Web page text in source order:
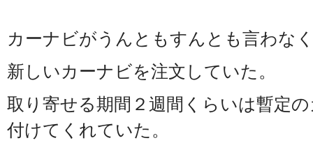
カーナビがうんともすんとも言わな
新しいカーナビを注文していた。
取り寄せる期間２週間くらいは暫定
付けてくれていた。